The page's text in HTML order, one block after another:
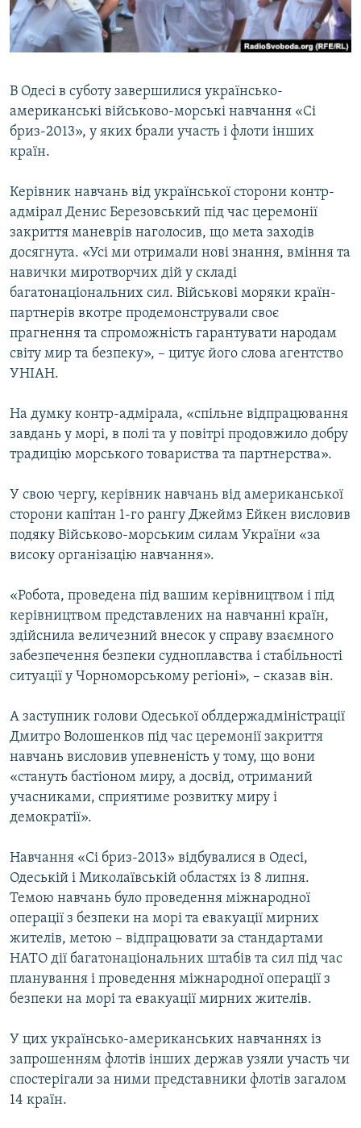
ВІДЕОУРОКИ «ELIFBE»
СВІДЧЕННЯ ОКУПАЦІЇ
ІНФОГРАФІКА
Русский
Qırımtatar
ДОЛУЧАЙСЯ!
В Одесі в суботу завершилися українсько-
американські військово-морські навчання «Сі
бриз-2013», у яких брали участь і флоти інших
країн.
Керівник навчань від української сторони контр-
адмірал Денис Березовський під час церемонії
закриття маневрів наголосив, що мета заходів
досягнута. «Усі ми отримали нові знання, вміння та
навички миротворчих дій у складі
багатонаціональних сил. Військові моряки країн-
партнерів вкотре продемонстрували своє
прагнення та спроможність гарантувати народам
світу мир та безпеку», – цитує його слова агентство
УНІАН.
На думку контр-адмірала, «спільне відпрацювання
завдань у морі, в полі та у повітрі продовжило добру
традицію морського товариства та партнерства».
У свою чергу, керівник навчань від американської
сторони капітан 1-го рангу Джеймз Ейкен висловив
подяку Військово-морським силам України «за
високу організацію навчання».
«Робота, проведена під вашим керівництвом і під
керівництвом представлених на навчанні країн,
здійснила величезний внесок у справу взаємного
забезпечення безпеки судноплавства і стабільності
ситуації у Чорноморському регіоні», – сказав він.
А заступник голови Одеської облдержадміністрації
Дмитро Волошенков під час церемонії закриття
навчань висловив упевненість у тому, що вони
«стануть бастіоном миру, а досвід, отриманий
учасниками, сприятиме розвитку миру і
демократії».
Навчання «Сі бриз-2013» відбувалися в Одесі,
Одеській і Миколаївській областях із 8 липня.
Темою навчань було проведення міжнародної
операції з безпеки на морі та евакуації мирних
жителів, метою – відпрацювати за стандартами
НАТО дії багатонаціональних штабів та сил під час
планування і проведення міжнародної операції з
безпеки на морі та евакуації мирних жителів.
У цих українсько-американських навчаннях із
запрошенням флотів інших держав узяли участь чи
спостерігали за ними представники флотів загалом
14 країн.